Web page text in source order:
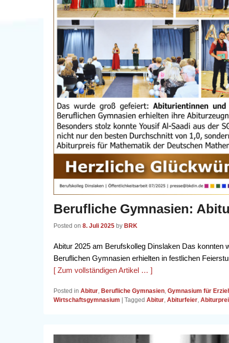
Berufliche Gymnasien:
Posted on 8. Juli 2025 by BRK
Abitur 2025 am Berufskolleg Dinslaken Das konnten
Beruflichen Gymnasien erhielten in festlichen
[ Zum vollständigen Artikel … ]
Posted in Abitur, Berufliche Gymnasien, Gymnasium für
Wirtschaftsgymnasium
Tagged Abitur, Abiturfeier,